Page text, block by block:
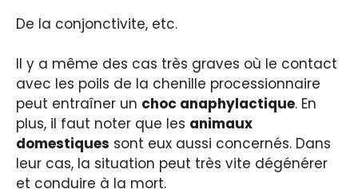
De la conjonctivite, etc.
Il y a même des cas très graves où le contact
avec les poils de la chenille processionnaire
peut entraîner un choc anaphylactique. En
plus, il faut noter que les animaux
domestiques sont eux aussi concernés. Dans
leur cas, la situation peut très vite dégénérer
et conduire à la mort.